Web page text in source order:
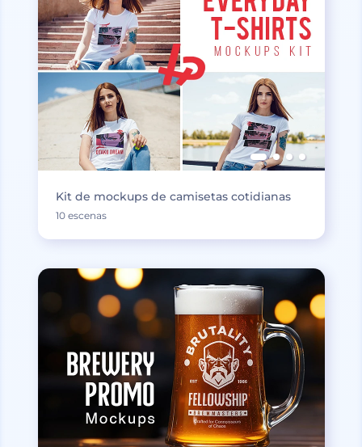
Kit de mockups de camisetas cotidianas
10 escenas